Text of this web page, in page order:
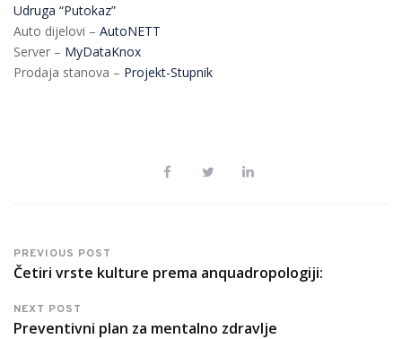
Udruga “Putokaz”
Auto dijelovi – AutoNETT
Server – MyDataKnox
Prodaja stanova – Projekt-Stupnik
PREVIOUS POST
Četiri vrste kulture prema anquadropologiji:
NEXT POST
Preventivni plan za mentalno zdravlje